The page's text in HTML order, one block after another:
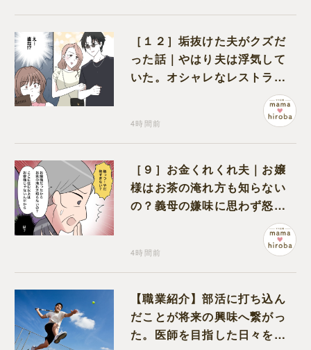
［１２］垢抜けた夫がクズだ
った話｜やはり夫は浮気して
いた。オシャレなレストラン
4時間前
［９］お金くれくれ夫｜お嬢
様はお茶の淹れ方も知らない
の？義母の嫌味に思わず怒り
4時間前
【職業紹介】部活に打ち込ん
だことが将来の興味へ繋がっ
た。医師を目指した日々を振